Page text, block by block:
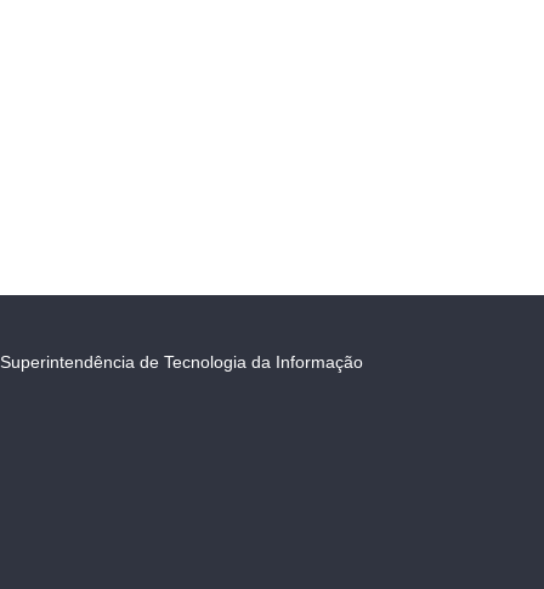
Superintendência de Tecnologia da Informação